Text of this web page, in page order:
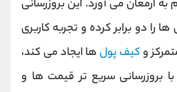
ارمغان می ‌آورد. این بروزرسانی
را دو برابر کرده و تجربه کاربری
وکیف پول‌ها ایجاد می کند،
با بروزرسانی سریع ‌تر قیمت ‌ها و